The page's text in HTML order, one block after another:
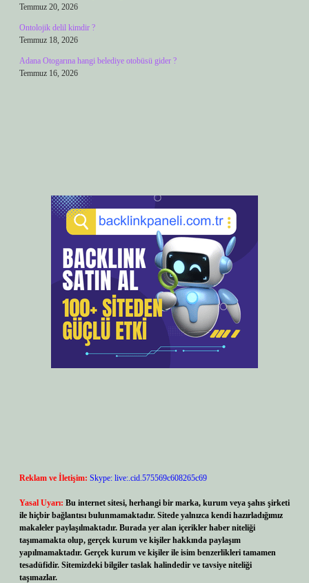
Temmuz 20, 2026
Ontolojik delil kimdir ?
Temmuz 18, 2026
Adana Otogarına hangi belediye otobüsü gider ?
Temmuz 16, 2026
Reklam ve İletişim: Skype: live:.cid.575569c608265c69
Yasal Uyarı: Bu internet sitesi, herhangi bir marka, kurum veya şahıs şirketi
ile hiçbir bağlantısı bulunmamaktadır. Sitede yalnızca kendi hazırladığımız
makaleler paylaşılmaktadır. Burada yer alan içerikler haber niteliği
taşımamakta olup, gerçek kurum ve kişiler hakkında paylaşım
yapılmamaktadır. Gerçek kurum ve kişiler ile isim benzerlikleri tamamen
tesadüfidir. Sitemizdeki bilgiler taslak halindedir ve tavsiye niteliği
taşımazlar.